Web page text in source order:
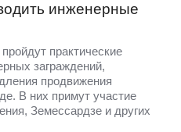
инженерные
практические
заграждений,
продвижения
В них примут участие
Земессардзе и других